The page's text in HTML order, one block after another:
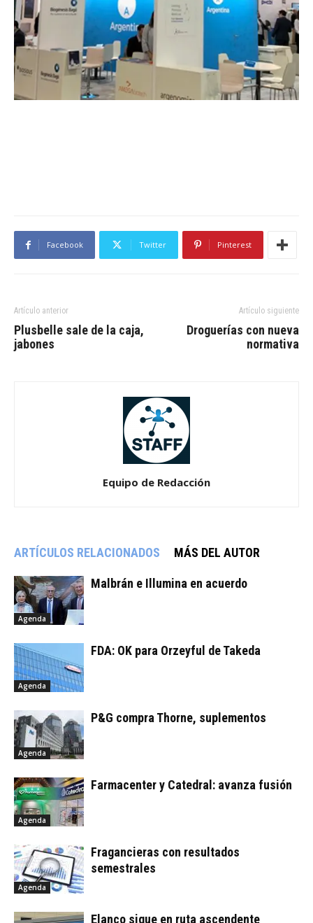
Facebook Twitter Pinterest
Artículo anterior
Plusbelle sale de la caja,
jabones
Artículo siguiente
Droguerías con nueva
normativa
Equipo de Redacción
ARTÍCULOS RELACIONADOS MÁS DEL AUTOR
Agenda
Malbrán e Illumina en acuerdo
Agenda
FDA: OK para Orzeyful de Takeda
Agenda
P&G compra Thorne, suplementos
Agenda
Farmacenter y Catedral: avanza fusión
Agenda
Fragancieras con resultados
semestrales
Elanco sigue en ruta ascendente